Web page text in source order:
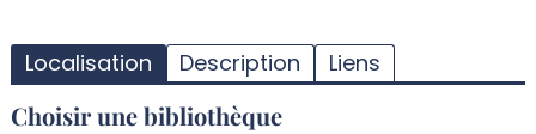
Localisation Description Liens
Choisir une bibliothèque